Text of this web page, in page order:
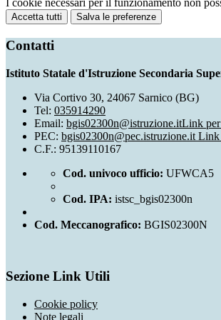
I cookie necessari per il funzionamento non
Accetta tutti Salva le preferenze
Contatti
Istituto Statale d'Istruzione Secondaria
Via Cortivo 30, 24067 Sarnico (BG)
Tel: 035914290
Email: bgis02300n@istruzione.itLink
PEC: bgis02300n@pec.istruzione.it Link
C.F.: 95139110167
Cod. univoco ufficio: UFWCA5
Cod. IPA: istsc_bgis02300n
Cod. Meccanografico: BGIS02300N
Sezione Link Utili
Cookie policy
Note legali